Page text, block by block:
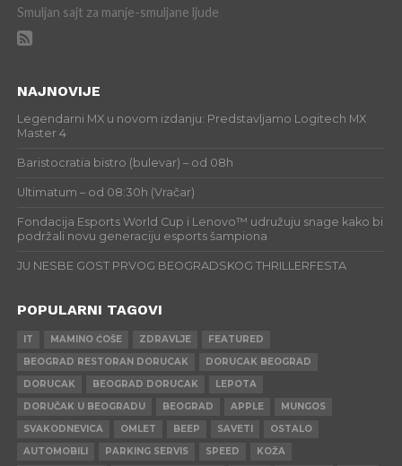
Smuljan sajt za manje-smuljane ljude
NAJNOVIJE
Legendarni MX u novom izdanju: Predstavljamo Logitech MX
Master 4
Baristocratia bistro (bulevar) – od 08h
Ultimatum – od 08:30h (Vračar)
Fondacija Esports World Cup i Lenovo™ udružuju snage kako bi
podržali novu generaciju esports šampiona
JU NESBE GOST PRVOG BEOGRADSKOG THRILLERFESTA
POPULARNI TAGOVI
IT MAMINO ĆOŠE ZDRAVLJE
FEATURED
BEOGRAD RESTORAN DORUCAK
DORUCAK BEOGRAD
DORUCAK
BEOGRAD DORUCAK
LEPOTA
DORUČAK U BEOGRADU
BEOGRAD APPLE
MUNGOS
SVAKODNEVICA
OMLET BEEP SAVETI
OSTALO
AUTOMOBILI
PARKING SERVIS SPEED KOŽA